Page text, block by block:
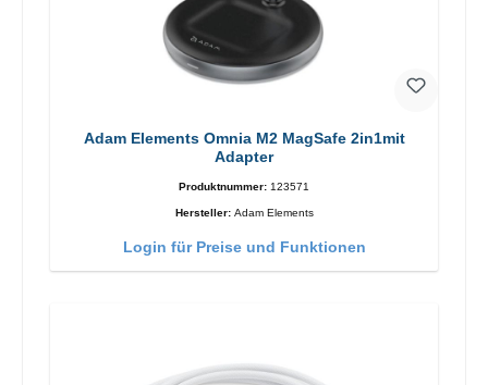
Adam Elements Omnia M2 MagSafe 2in1mit
Adapter
Produktnummer: 123571
Hersteller: Adam Elements
Login für Preise und Funktionen